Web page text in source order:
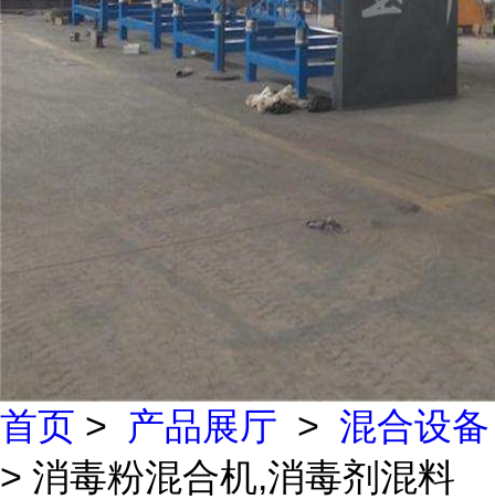
首页 > 产品展厅 > 混合设备
> 消毒粉混合机,消毒剂混料